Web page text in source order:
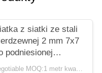
z siatki ze stali
2 mm 7x7
podniesionej
chodnikowej
negotiable MOQ:1 metr kwadratowy